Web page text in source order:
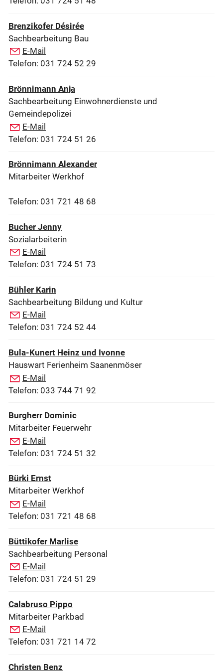
Brenzikofer Désirée
Sachbearbeitung Bau
E-Mail
Telefon: 031 724 52 29
Brönnimann Anja
Sachbearbeitung Einwohnerdienste und
Gemeindepolizei
E-Mail
Telefon: 031 724 51 26
Brönnimann Alexander
Mitarbeiter Werkhof
Telefon: 031 721 48 68
Bucher Jenny
Sozialarbeiterin
E-Mail
Telefon: 031 724 51 73
Bühler Karin
Sachbearbeitung Bildung und Kultur
E-Mail
Telefon: 031 724 52 44
Bula-Kunert Heinz und Ivonne
Hauswart Ferienheim Saanenmöser
E-Mail
Telefon: 033 744 71 92
Burgherr Dominic
Mitarbeiter Feuerwehr
E-Mail
Telefon: 031 724 51 32
Bürki Ernst
Mitarbeiter Werkhof
E-Mail
Telefon: 031 721 48 68
Büttikofer Marlise
Sachbearbeitung Personal
E-Mail
Telefon: 031 724 51 29
Calabruso Pippo
Mitarbeiter Parkbad
E-Mail
Telefon: 031 721 14 72
Christen Benz